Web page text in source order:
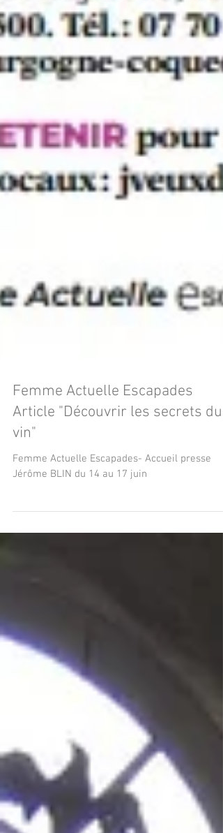
Femme Actuelle Escapades
Article "Découvrir les secrets du
vin"
Jérôme BLIN du 14 au 17 juin